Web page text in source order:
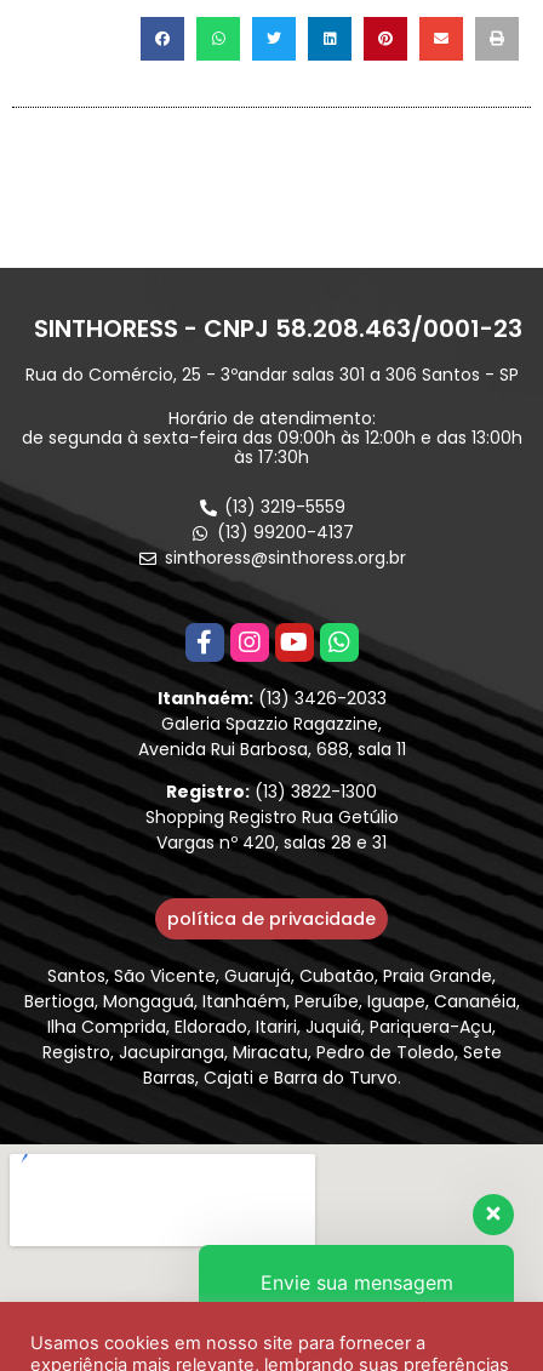
SINTHORESS - CNPJ 58.208.463/0001-23
Rua do Comércio, 25 - 3ºandar salas 301 a 306 Santos - SP
Horário de atendimento:
de segunda à sexta-feira das 09:00h às 12:00h e das 13:00h
às 17:30h
(13) 3219-5559
(13) 99200-4137
sinthoress@sinthoress.org.br
Itanhaém:(13) 3426-2033
Galeria Spazzio Ragazzine,
Avenida Rui Barbosa, 688, sala 11
Registro:(13) 3822-1300
Shopping Registro Rua Getúlio
Vargas nº 420, salas 28 e 31
política de privacidade
Santos, São Vicente, Guarujá, Cubatão, Praia Grande,
Bertioga, Mongaguá, Itanhaém, Peruíbe, Iguape, Cananéia,
Ilha Comprida, Eldorado, Itariri, Juquiá, Pariquera-Açu,
Registro, Jacupiranga, Miracatu, Pedro de Toledo, Sete
Barras, Cajati e Barra do Turvo.
Usamos cookies em nosso site para fornecer a
experiência mais relevante, lembrando suas preferências
Envie sua mensagem
Olá, como podemos ajudar?